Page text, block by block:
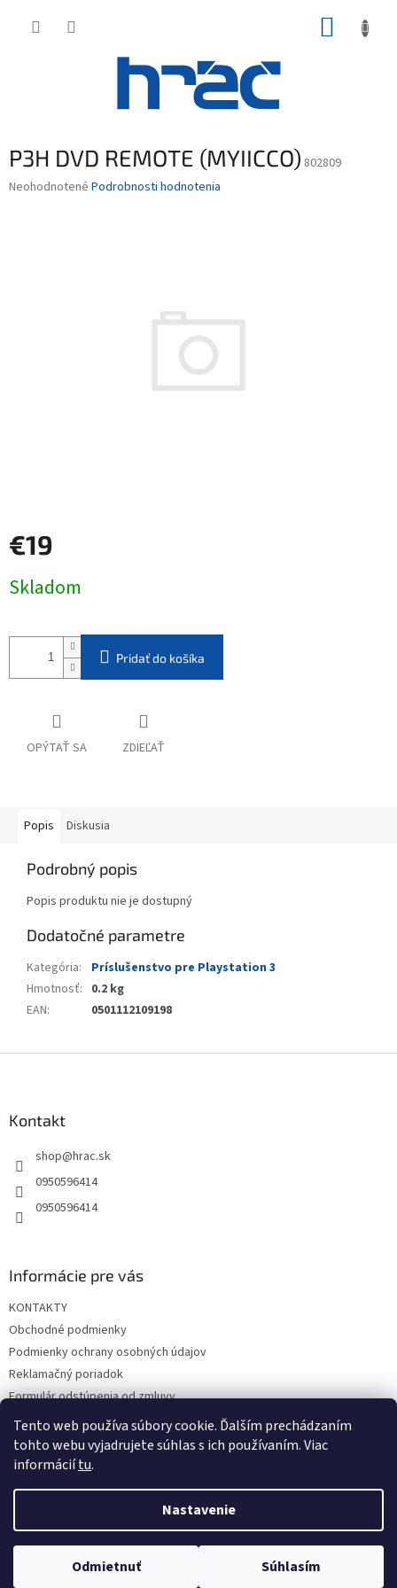
Tento web používa súbory cookie. Ďalším prechádzaním
tohto webu vyjadrujete súhlas s ich používaním. Viac
informáciítu.
Nastavenie
Odmietnuť Súhlasím
P3H DVD REMOTE (MYIICCO) 802809
Priemerné
Neohodnotené Podrobnosti hodnotenia
€19
cena:
Skladom
Pridať do košíka
OPÝTAŤ SA ZDIEĽAŤ
Popis Diskusia
Podrobný popis
Popis produktu nie je dostupný
Dodatočné parametre
Kategória:
Príslušenstvo pre Playstation 3
Hmotnosť: 0.2 kg
EAN: 0501112109198
Kontakt
shop@hrac.sk
0950596414
0950596414
Informácie pre vás
KONTAKTY
Obchodné podmienky
Podmienky ochrany osobných údajov
Reklamačný poriadok
Formulár odstúpenia od zmluvy
Reklamačný formulár
Copyright 2026hrac.sk. Všetky práva vyhradené.Upraviť